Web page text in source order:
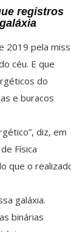
registros
2019 pela
céu. E que
do
e buracos
diz, em
Física
que o
galáxia.
binárias